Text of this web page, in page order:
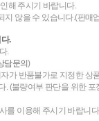
해 주시기 바랍니다.
지 않을 수 있습니다.(판
.
.
담문의)
가 반품불가로 지정한 상
(불량여부 판단을 위한
를 이용해 주시기 바랍니